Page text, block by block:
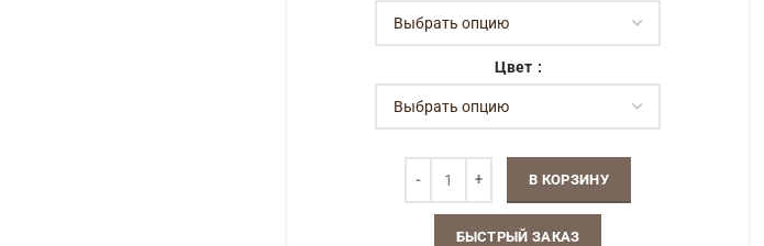
Цвет
В КОРЗИНУ
БЫСТРЫЙ ЗАКАЗ